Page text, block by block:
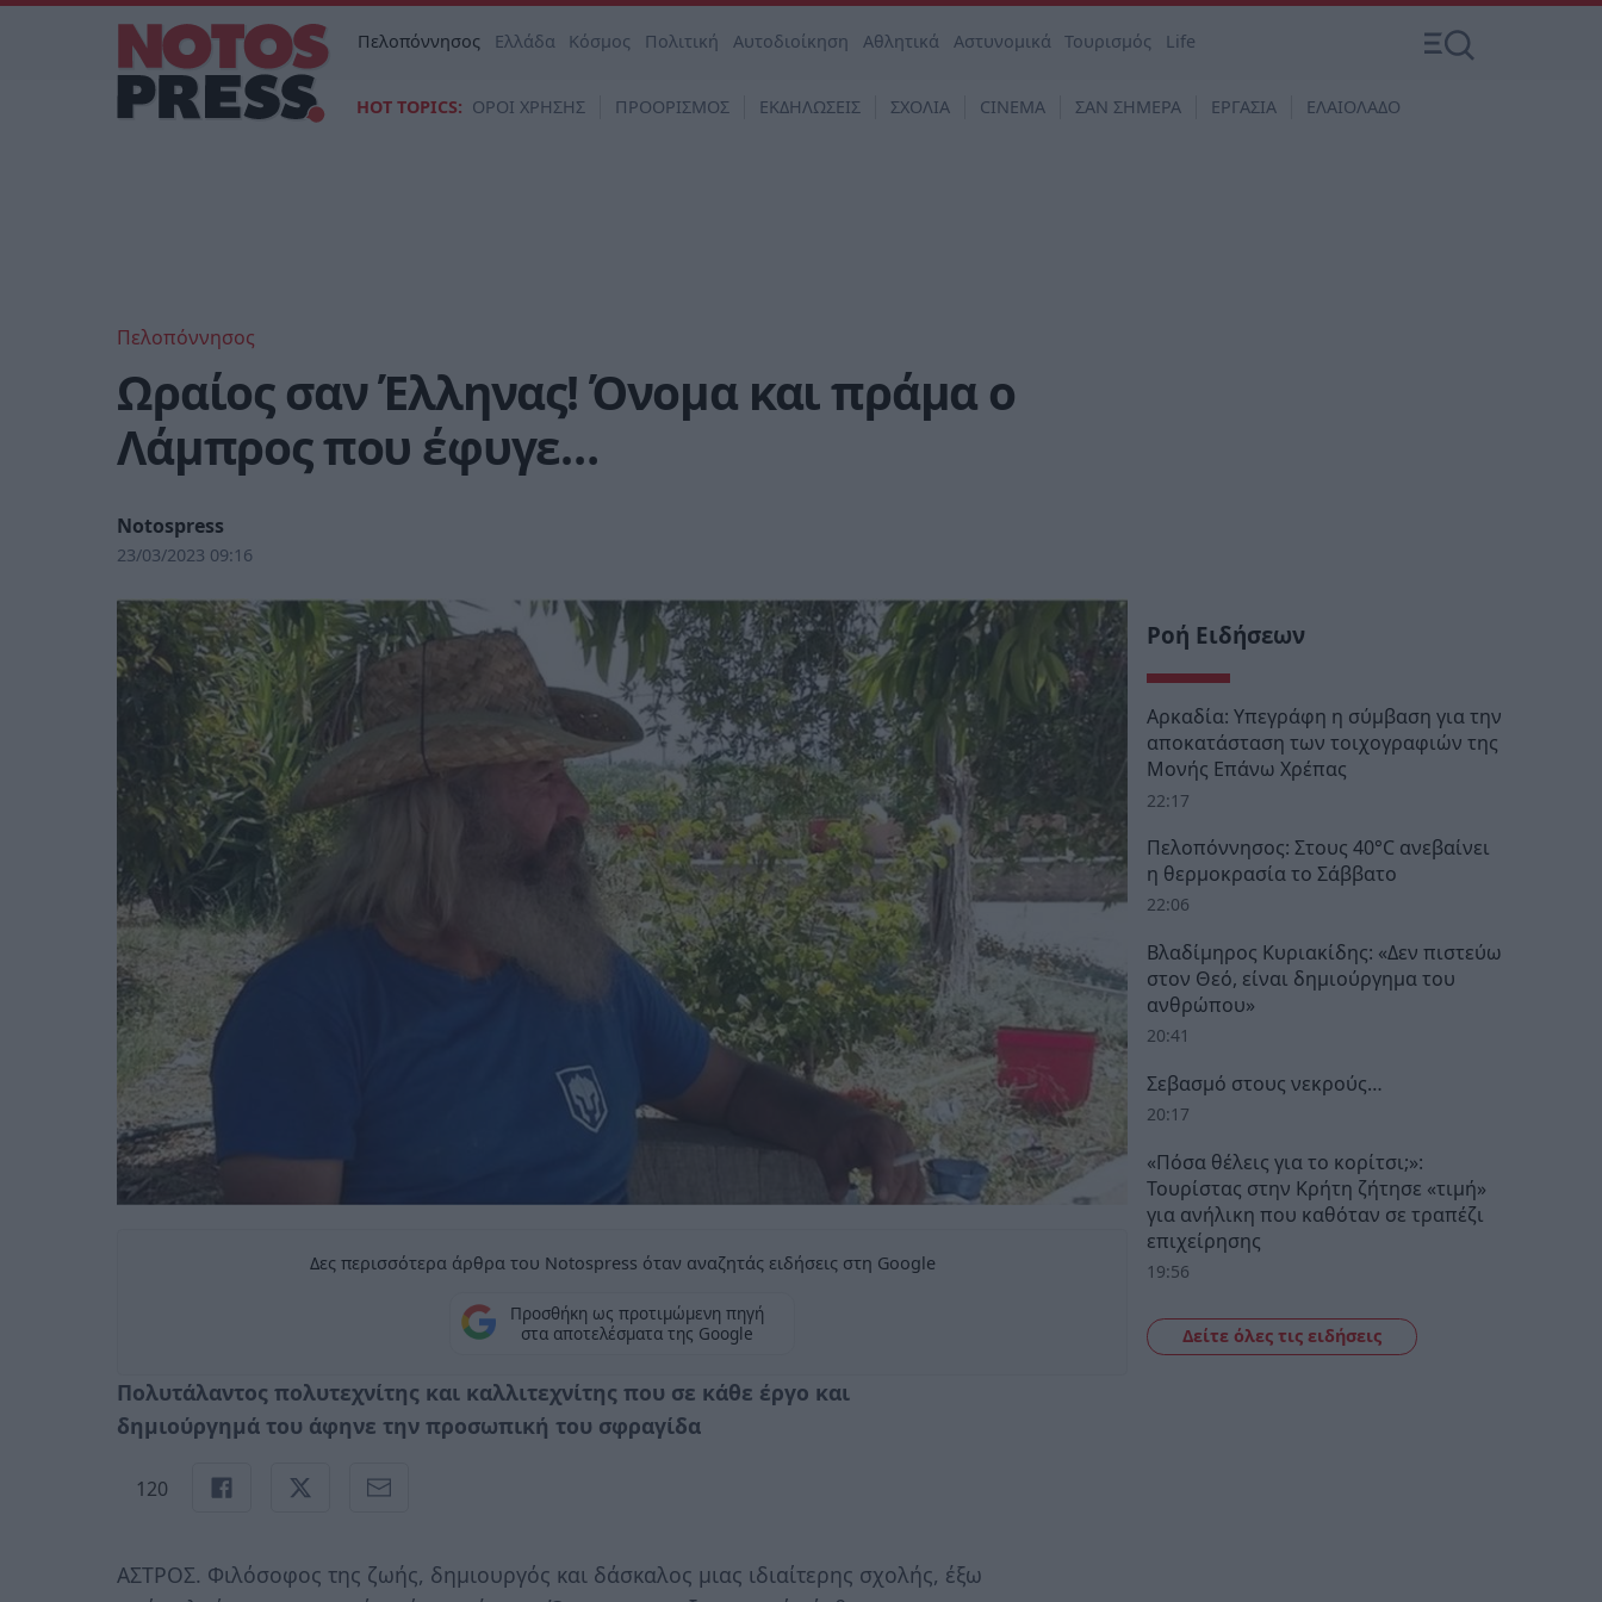
Πελοπόννησος Ελλάδα Κόσμος Πολιτική Αυτοδιοίκηση Αθλητικά Αστυνομικά Τουρισμός Life
HOT TOPICS: ΟΡΟΙ ΧΡΗΣΗΣ ΠΡΟΟΡΙΣΜΟΣ ΕΚΔΗΛΩΣΕΙΣ ΣΧΟΛΙΑ CINEMA ΣΑΝ ΣΗΜΕΡΑ ΕΡΓΑΣΙΑ ΕΛΑΙΟΛΑΔΟ
Πελοπόννησος
Ωραίος σαν Έλληνας! Όνομα και πράμα ο
Λάμπρος που έφυγε…
Notospress
23/03/2023 09:16
Δες περισσότερα άρθρα του Notospress όταν αναζητάς ειδήσεις στη Google
Προσθήκη ως προτιμώμενη πηγή
στα αποτελέσματα της Google
Πολυτάλαντος πολυτεχνίτης και καλλιτεχνίτης που σε κάθε έργο και
δημιούργημά του άφηνε την προσωπική του σφραγίδα
120
ΑΣΤΡΟΣ. Φιλόσοφος της ζωής, δημιουργός και δάσκαλος μιας ιδιαίτερης σχολής, έξω
Ροή Ειδήσεων
Αρκαδία: Υπεγράφη η σύμβαση για την
αποκατάσταση των τοιχογραφιών της
Μονής Επάνω Χρέπας
22:17
Πελοπόννησος: Στους 40°C ανεβαίνει
η θερμοκρασία το Σάββατο
22:06
Βλαδίμηρος Κυριακίδης: «Δεν πιστεύω
στον Θεό, είναι δημιούργημα του
ανθρώπου»
20:41
Σεβασμό στους νεκρούς…
20:17
«Πόσα θέλεις για το κορίτσι;»:
Τουρίστας στην Κρήτη ζήτησε «τιμή»
για ανήλικη που καθόταν σε τραπέζι
επιχείρησης
19:56
Δείτε όλες τις ειδήσεις